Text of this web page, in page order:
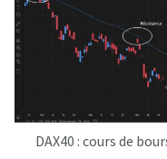
DAX40 : cours de